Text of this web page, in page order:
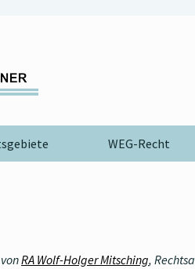
WEG-Recht
RA Wolf-Holger Mitsching,